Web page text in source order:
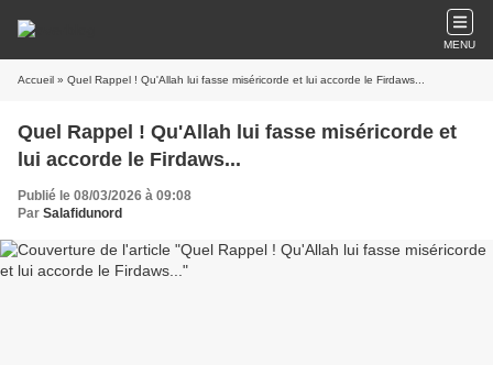
MENU
Accueil » Quel Rappel ! Qu'Allah lui fasse miséricorde et lui accorde le Firdaws...
Quel Rappel ! Qu'Allah lui fasse miséricorde et
lui accorde le Firdaws...
Publié le 08/03/2026 à 09:08
Par Salafidunord